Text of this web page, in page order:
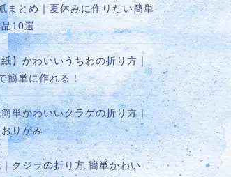
まとめ｜夏休みに作りたい簡単
10選
】かわいいうちわの折り方｜
簡単に作れる！
単かわいいクラゲの折り方｜
りがみ
クジラの折り方 簡単かわい